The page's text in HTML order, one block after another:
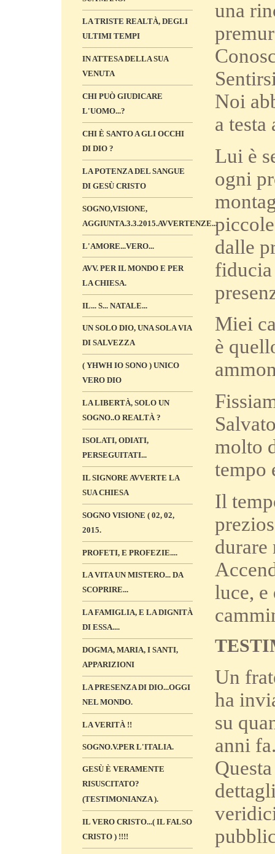
LA TRISTE REALTÀ, DEGLI
ULTIMI TEMPI
IN ATTESA DELLA SUA
VENUTA
CHI PUÒ GIUDICARE
L'UOMO...?
CHI È SANTO A GLI OCCHI
DI DIO ?
LA POTENZA DEL SANGUE
DI GESÙ CRISTO
SOGNO,VISIONE,
AGGIUNTA.3.3.2015.AVVERTENZE...
L'AMORE...VERO...
AVV. PER IL MONDO E PER
LA CHIESA.
IL... S... NATALE...
UN SOLO DIO, UNA SOLA VIA
DI SALVEZZA
( YHWH IO SONO ) UNICO
VERO DIO
LA LIBERTÀ, SOLO UN
SOGNO..O REALTÀ ?
ISOLATI, ODIATI,
PERSEGUITATI...
IL SIGNORE AVVERTE LA
SUA CHIESA
SOGNO VISIONE ( 02, 02,
2015.
PROFETI, E PROFEZIE....
LA VITA UN MISTERO... DA
SCOPRIRE...
LA FAMIGLIA, E LA DIGNITÀ
DI ESSA....
DOGMA, MARIA, I SANTI,
APPARIZIONI
LA PRESENZA DI DIO...OGGI
NEL MONDO.
LA VERITÀ !!
SOGNO.V.PER L'ITALIA.
GESÙ È VERAMENTE
RISUSCITATO?
(TESTIMONIANZA ).
IL VERO CRISTO...( IL FALSO
CRISTO ) !!!!
una
Noi
a
Lui è
ogni
dalle
Miei
è
molto
tempo
Il
durare
luce, e
Un
ha
su
anni